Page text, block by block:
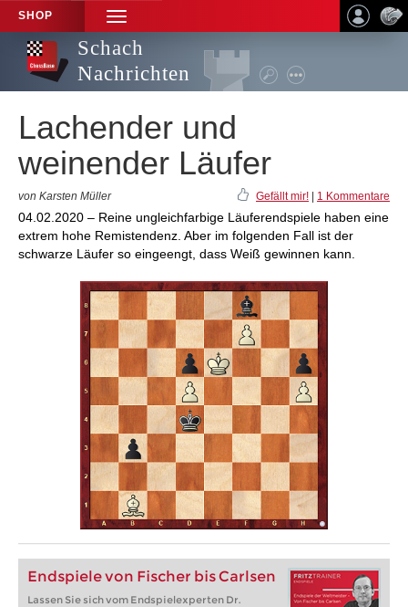
SHOP
TOGGLE
NAVIGATION
Schach
Nachrichten
Lachender und
weinender Läufer
von Karsten Müller Gefällt mir! 1 Kommentare
04.02.2020 – Reine ungleichfarbige Läuferendspiele haben eine
extrem hohe Remistendenz. Aber im folgenden Fall ist der
schwarze Läufer so eingeengt, dass Weiß gewinnen kann.
Endspiele von Fischer bis Carlsen
Lassen Sie sich vom Endspielexperten Dr.